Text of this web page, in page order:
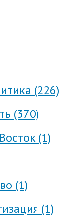
(226)
(370)
(1)
(1)
(1)